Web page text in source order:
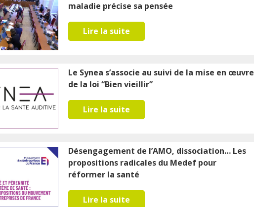
maladie précise sa pensée
Lire la suite
Le Synea s’associe au suivi de la mise en œuvre
de la loi “Bien vieillir”
Lire la suite
Désengagement de l’AMO, dissociation… Les
propositions radicales du Medef pour
réformer la santé
Lire la suite